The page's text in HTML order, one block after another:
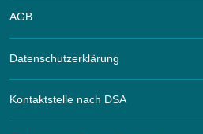
AGB
Datenschutzerklärung
Kontaktstelle nach DSA